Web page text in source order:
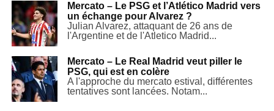
Mercato – Le PSG et l’Atlético Madrid vers
un échange pour Alvarez ?
Julian Alvarez, attaquant de 26 ans de
l'Argentine et de l'Atletico Madrid...
Mercato – Le Real Madrid veut piller le
PSG, qui est en colère
A l'approche du mercato estival, différentes
tentatives sont lancées. Notam...